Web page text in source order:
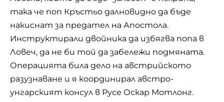
така че поп Кръстьо далновидно да бъде
накиснат за предател на Апостола.
Инструктирали двойника да избягва попа в
Ловеч, да не би той да забележи подмяната.
Операцията била дело на австрийското
разузнаване и я координирал австро-
унгарският консул в Русе Оскар Мотлонг.